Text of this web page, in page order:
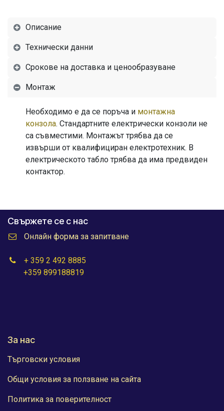
Описание
Технически данни
Срокове на доставка и ценообразуване
Монтаж
Необходимо е да се поръча и монтажна
конзола. Стандартните електрически конзоли не
са съвместими. Монтажът трябва да се
извърши от квалифициран електротехник. В
електрическото табло трябва да има предвиден
контактор.
Свържете се с нас
Онлайн форма за запитване
+ 359 2 492 8885
+359 899188819
За нас
Търговски условия
Общи условия за ползване на сайта
Политика за поверителност